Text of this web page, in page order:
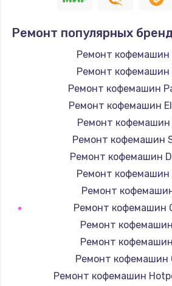
Ремонт популярных
Ремонт кофемашин
Ремонт кофемашин
Ремонт кофемашин
Ремонт кофемашин
Ремонт кофемашин
Ремонт кофемашин
Ремонт кофемашин
Ремонт кофемашин
Ремонт
Ремонт кофемашин
Ремонт
Ремонт
Ремонт кофемашин
Ремонт кофемашин